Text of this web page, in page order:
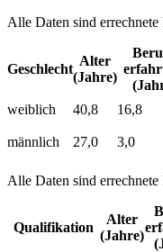
Alle Daten sind
Geschlecht
Alter
(Jahre)
weiblich 40,8 16,8
männlich
27,0 3,0
Alle Daten sind
Qualifikation
Alter
(Jahre)